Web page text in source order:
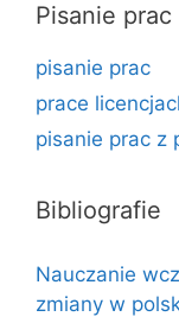
Pisanie prac
pisanie prac
prace
pisanie prac z
Bibliografie
Nauczanie
zmiany w